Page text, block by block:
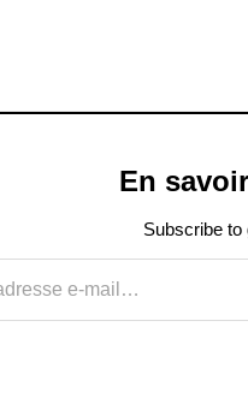
En
Subscribe to